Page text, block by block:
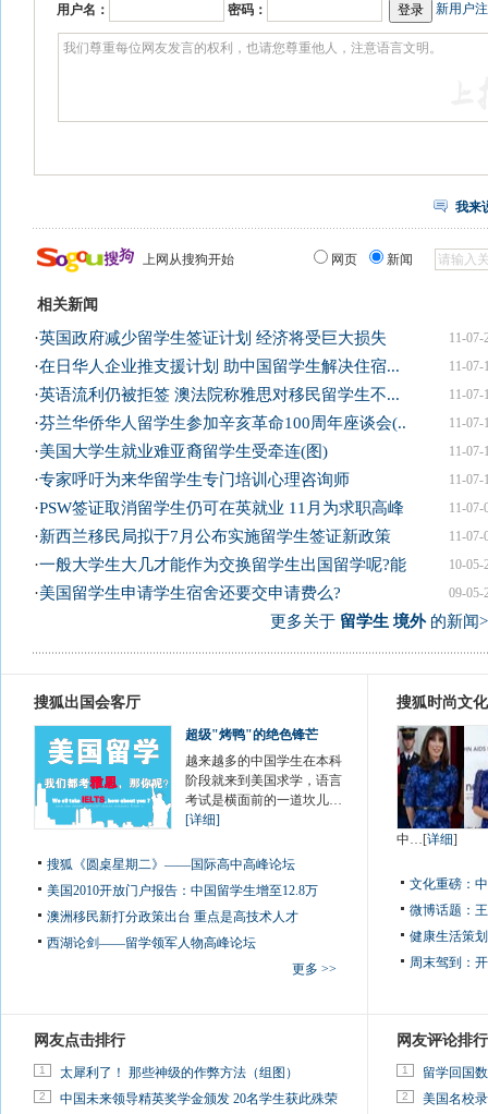
用户名： 密码： 新用户
我来
上网从搜狗开始 网页 新闻
相关新闻
11-07-
·英国政府减少留学生签证计划 经济将受巨大损失
11-07-
·在日华人企业推支援计划 助中国留学生解决住宿...
11-07-
·英语流利仍被拒签 澳法院称雅思对移民留学生不...
11-07-
·芬兰华侨华人留学生参加辛亥革命100周年座谈会(..
11-07-
·美国大学生就业难亚裔留学生受牵连(图)
11-07-
·专家呼吁为来华留学生专门培训心理咨询师
11-07-
·PSW签证取消留学生仍可在英就业 11月为求职高峰
11-07-
·新西兰移民局拟于7月公布实施留学生签证新政策
10-05-
·一般大学生大几才能作为交换留学生出国留学呢?能
09-05-
·美国留学生申请学生宿舍还要交申请费么?
更多关于 留学生 境外的新闻
搜狐出国会客厅
超级"烤鸭"的绝色锋芒
越来越多的中国学生在本科
阶段就来到美国求学，语言
考试是横面前的一道坎儿…
[详细]
搜狐《圆桌星期二》——国际高中高峰论坛
美国2010开放门户报告：中国留学生增至12.8万
澳洲移民新打分政策出台 重点是高技术人才
西湖论剑——留学领军人物高峰论坛
更多 >>
搜狐时尚文
中…[详细]
文化重磅：
微博话题：
健康生活策
周末驾到：
网友点击排行
1 太犀利了！ 那些神级的作弊方法（组图）
2 中国未来领导精英奖学金颁发 20名学生获此殊荣
网友评论排行
1 留学回国
2 美国名校